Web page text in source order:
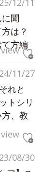
12/11
聞
は？
方編
11/27
れと
トシリ
、教
08/30